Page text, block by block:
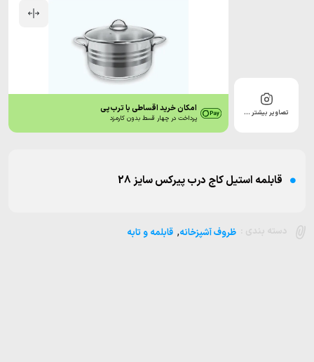
تصاویر بیشتر … امکان خرید اقساطی با ترب‌پی
پرداخت در چهار قسط بدون کارمزد
قابلمه استیل کاج درب پیرکس سایز 28
ظروف آشپزخانه, قابلمه و تابه